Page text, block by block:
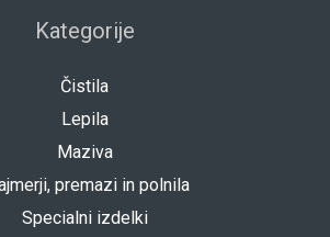
Kategorije
Čistila
Lepila
Maziva
premazi in polnila
Specialni izdelki